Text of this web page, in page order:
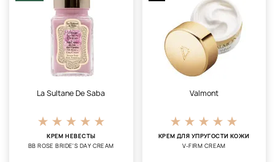
La Sultane De Saba
КРЕМ НЕВЕСТЫ
BB ROSE BRIDE'S DAY CREAM
Valmont
КРЕМ ДЛЯ УПРУГОСТИ КОЖИ
V-FIRM CREAM